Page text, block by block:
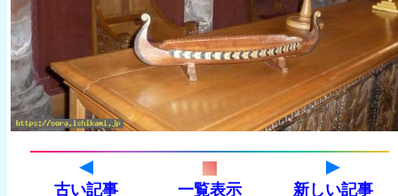
古い記事 一覧表示 新しい記事